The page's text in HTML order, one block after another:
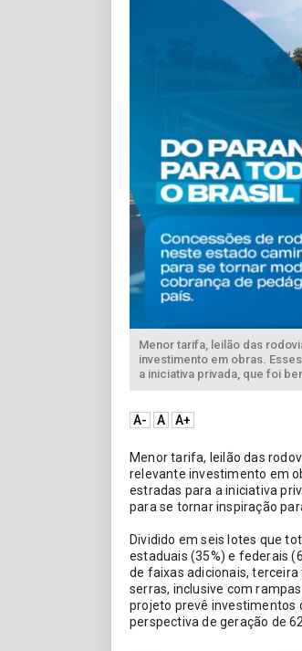
Menor tarifa, leilão das
investimento em obras.
a iniciativa privada, que foi
A- A A+
Menor tarifa, leilão das
relevante investimento em
estradas para a iniciativa
para se tornar inspiração
Dividido em seis lotes que
estaduais (35%) e federais
de faixas adicionais,
serras, inclusive com
projeto prevê investimentos
perspectiva de geração de